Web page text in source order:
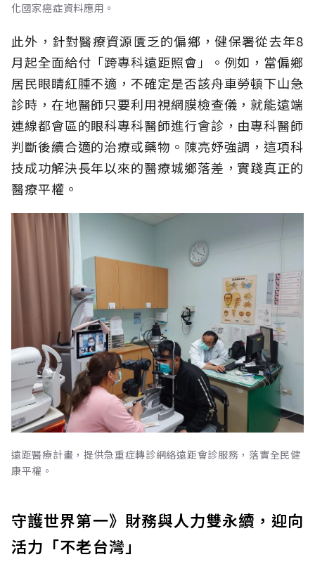
化國家癌症資料應用。
此外，針對醫療資源匱乏的偏鄉，健保署從去年8
月起全面給付「跨專科遠距照會」。例如，當偏鄉
居民眼睛紅腫不適，不確定是否該舟車勞頓下山急
診時，在地醫師只要利用視網膜檢查儀，就能遠端
連線都會區的眼科專科醫師進行會診，由專科醫師
判斷後續合適的治療或藥物。陳亮妤強調，這項科
技成功解決長年以來的醫療城鄉落差，實踐真正的
醫療平權。
遠距醫療計畫，提供急重症轉診網絡遠距會診服務，落實全民健
康平權。
守護世界第一》財務與人力雙永續，迎向
活力「不老台灣」